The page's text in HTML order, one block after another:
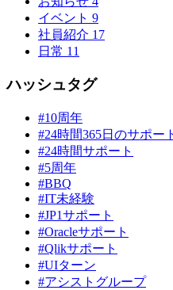
イベント 9
社員紹介 17
日常 11
ハッシュタグ
#10周年
#24時間365日のサポー
#24時間サポート
#5周年
#BBQ
#IT未経験
#JP1サポート
#Oracleサポート
#Qlikサポート
#UIターン
#アシストグループ